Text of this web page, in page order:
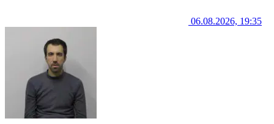
06.08.2026, 19:35